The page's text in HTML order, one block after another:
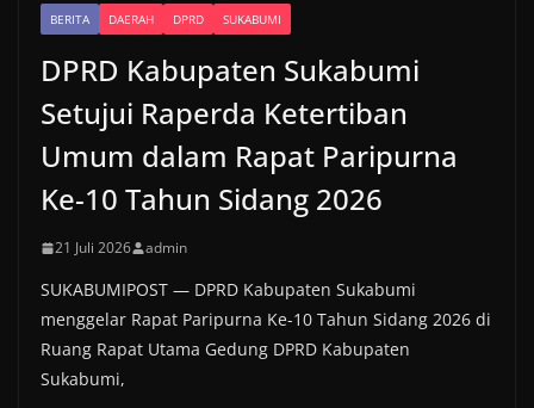
BERITA DAERAH DPRD SUKABUMI
DPRD Kabupaten Sukabumi
Setujui Raperda Ketertiban
Umum dalam Rapat Paripurna
Ke-10 Tahun Sidang 2026
21 Juli 2026 admin
SUKABUMIPOST — DPRD Kabupaten Sukabumi
menggelar Rapat Paripurna Ke-10 Tahun Sidang 2026 di
Ruang Rapat Utama Gedung DPRD Kabupaten
Sukabumi,